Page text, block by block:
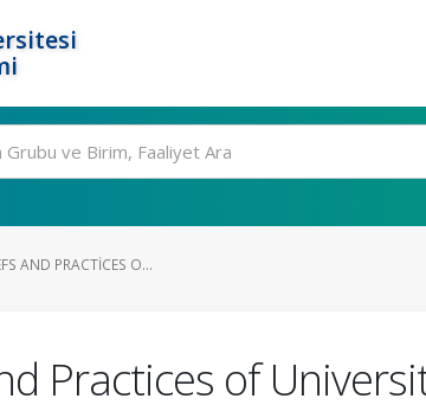
AND PRACTICES O...
Practices of